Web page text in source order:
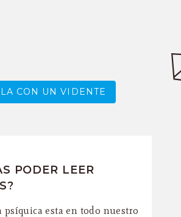
CON UN VIDENTE
PODER LEER
psíquica esta en todo nuestro